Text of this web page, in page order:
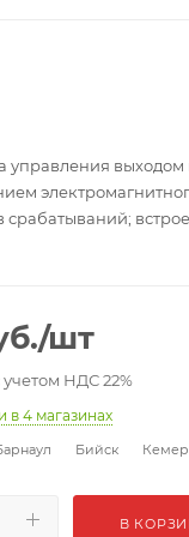
управления
корпус,
/шт
НДС 22%
в 4 магазинах
Бийск
В